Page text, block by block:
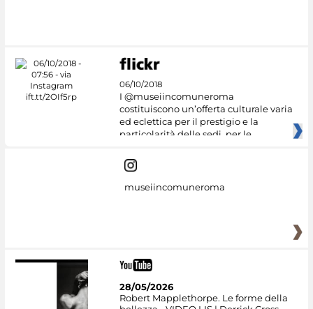
06/10/2018
I @museiincomuneroma
costituiscono un’offerta culturale varia
ed eclettica per il prestigio e la
particolarità delle sedi, per le
museiincomuneroma
28/05/2026
Robert Mapplethorpe. Le forme della